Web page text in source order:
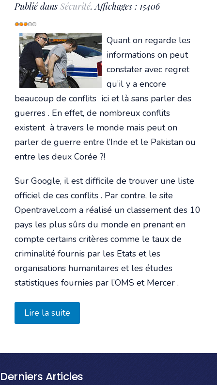
Publié dans Sécurité. Affichages : 15406
Vote
utilisateur:3/5
Quant on regarde les
informations on peut
constater avec regret
qu’il y a encore
beaucoup de conflits ici et là sans parler des
guerres . En effet, de nombreux conflits
existent à travers le monde mais peut on
parler de guerre entre l’Inde et le Pakistan ou
entre les deux Corée ?!
Sur Google, il est difficile de trouver une liste
officiel de ces conflits . Par contre, le site
Opentravel.com a réalisé un classement des 10
pays les plus sûrs du monde en prenant en
compte certains critères comme le taux de
criminalité fournis par les Etats et les
organisations humanitaires et les études
statistiques fournies par l’OMS et Mercer .
Lire la suite
Derniers Articles